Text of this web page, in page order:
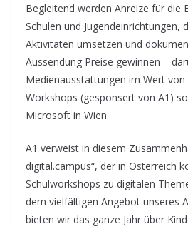
Begleitend werden Anreize für die
Schulen und Jugendeinrichtungen,
Aktivitäten umsetzen und
Aussendung Preise gewinnen –
Medienausstattungen im Wert von
Workshops (gesponsert von A1)
Microsoft in Wien.
A1 verweist in diesem
digital.campus“, der in Österreich
Schulworkshops zu digitalen
dem vielfältigen Angebot unseres
bieten wir das ganze Jahr über